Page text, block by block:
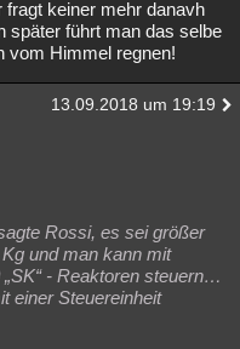
fragt keiner mehr danavh
später führt man das selbe
vom Himmel regnen!
13.09.2018 um 19:19
Rossi, es sei größer
und man kann mit
- Reaktoren steuern…
einer Steuereinheit